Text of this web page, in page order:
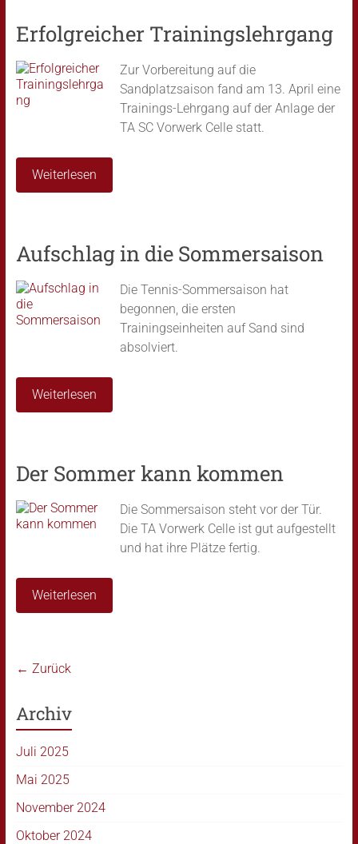
Erfolgreicher Trainingslehrgang
Zur Vorbereitung auf die
Sandplatzsaison fand am 13. April eine
Trainings-Lehrgang auf der Anlage der
TA SC Vorwerk Celle statt.
Weiterlesen
Aufschlag in die Sommersaison
Die Tennis-Sommersaison hat
begonnen, die ersten
Trainingseinheiten auf Sand sind
absolviert.
Weiterlesen
Der Sommer kann kommen
Die Sommersaison steht vor der Tür.
Die TA Vorwerk Celle ist gut aufgestellt
und hat ihre Plätze fertig.
Weiterlesen
← Zurück
Archiv
Juli 2025
Mai 2025
November 2024
Oktober 2024